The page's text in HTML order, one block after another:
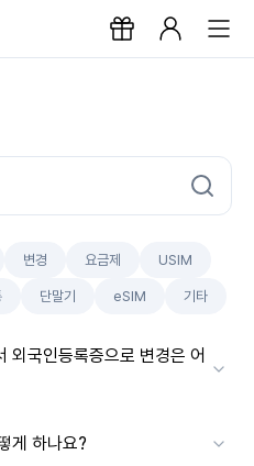
변경 요금제 USIM
단말기 eSIM 기타
외국인등록증으로 변경은 어
게 하나요?